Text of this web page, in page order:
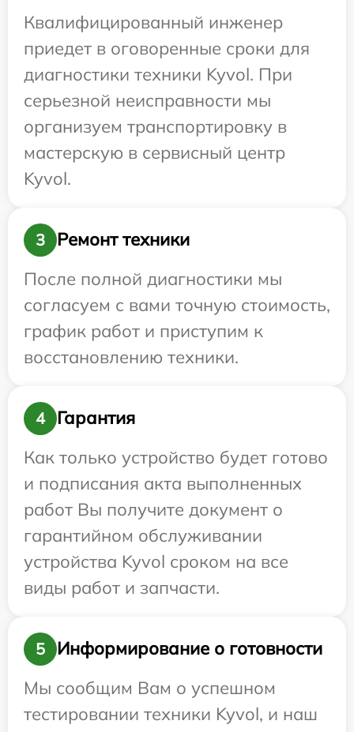
Квалифицированный инженер
приедет в оговоренные сроки для
диагностики техники Kyvol. При
серьезной неисправности мы
организуем транспортировку в
мастерскую в сервисный центр
Kyvol.
3
Ремонт техники
После полной диагностики мы
согласуем с вами точную стоимость,
график работ и приступим к
восстановлению техники.
4
Гарантия
Как только устройство будет готово
и подписания акта выполненных
работ Вы получите документ о
гарантийном обслуживании
устройства Kyvol сроком на все
виды работ и запчасти.
5
Информирование о готовности
Мы сообщим Вам о успешном
тестировании техники Kyvol, и наш